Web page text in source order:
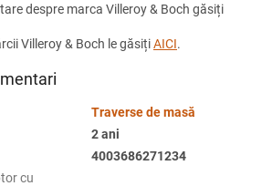
despre marca Villeroy & Boch găsiți
Villeroy & Boch le găsițiAICI.
Traverse de masă
2 ani
4003686271234
cu